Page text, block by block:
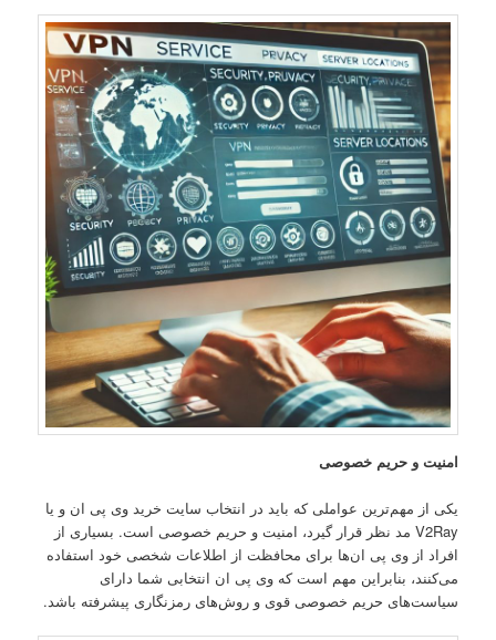
امنیت و حریم خصوصی
یکی از مهم‌ترین عواملی که باید در انتخاب سایت خرید وی پی ان و یا
V2Ray مد نظر قرار گیرد، امنیت و حریم خصوصی است. بسیاری از
افراد از وی پی ان‌ها برای محافظت از اطلاعات شخصی خود استفاده
می‌کنند، بنابراین مهم است که وی پی ان انتخابی شما دارای
سیاست‌های حریم خصوصی قوی و روش‌های رمزنگاری پیشرفته باشد.